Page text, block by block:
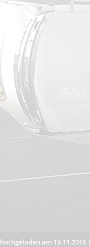
hochgeladen am 13.11.2016|